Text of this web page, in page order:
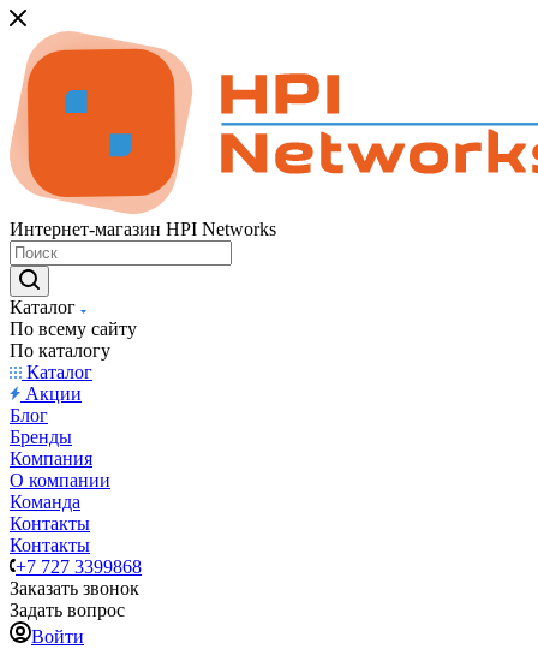
Интернет-магазин HPI Networks
Каталог
По всему сайту
По каталогу
Каталог
Акции
Блог
Бренды
Компания
О компании
Команда
Контакты
Контакты
+7 727 3399868
Заказать звонок
Задать вопрос
Войти